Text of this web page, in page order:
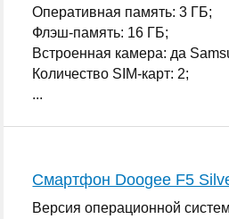
Оперативная память: 3 ГБ;
Флэш-память: 16 ГБ;
Встроенная камера: да
Количество SIM-карт: 2;
...
Смартфон Doogee F5
Версия операционной